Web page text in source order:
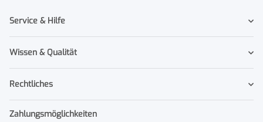
Service & Hilfe
Wissen & Qualität
Rechtliches
Zahlungsmöglichkeiten